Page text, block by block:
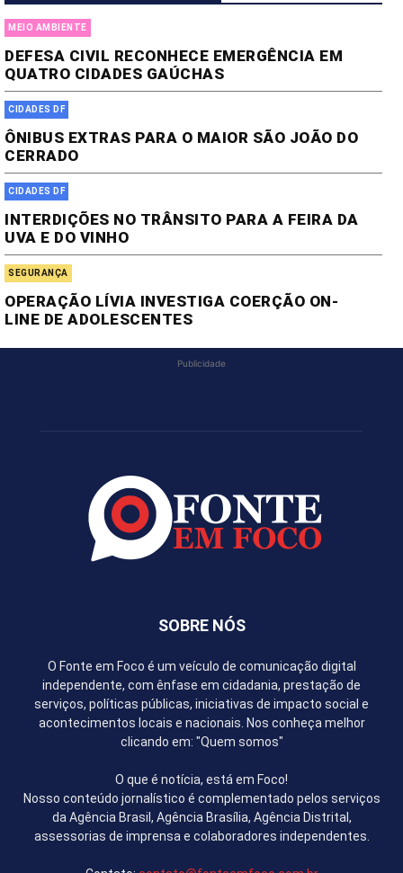
MEIO AMBIENTE
DEFESA CIVIL RECONHECE EMERGÊNCIA EM
QUATRO CIDADES GAÚCHAS
CIDADES DF
ÔNIBUS EXTRAS PARA O MAIOR SÃO JOÃO DO
CERRADO
CIDADES DF
INTERDIÇÕES NO TRÂNSITO PARA A FEIRA DA
UVA E DO VINHO
SEGURANÇA
OPERAÇÃO LÍVIA INVESTIGA COERÇÃO ON-
LINE DE ADOLESCENTES
Publicidade
SOBRE NÓS
O Fonte em Foco é um veículo de comunicação digital
independente, com ênfase em cidadania, prestação de
serviços, políticas públicas, iniciativas de impacto social e
acontecimentos locais e nacionais. Nos conheça melhor
clicando em: "Quem somos"
O que é notícia, está em Foco!
Nosso conteúdo jornalístico é complementado pelos serviços
da Agência Brasil, Agência Brasília, Agência Distrital,
assessorias de imprensa e colaboradores independentes.